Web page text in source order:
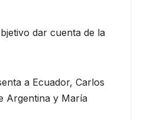
dar cuenta de la
a Ecuador, Carlos
Argentina y María